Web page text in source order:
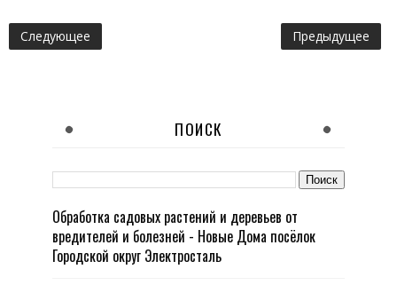
Следующее Предыдущее
ПОИСК
Обработка садовых растений и деревьев от
вредителей и болезней - Новые Дома посёлок
Городской округ Электросталь